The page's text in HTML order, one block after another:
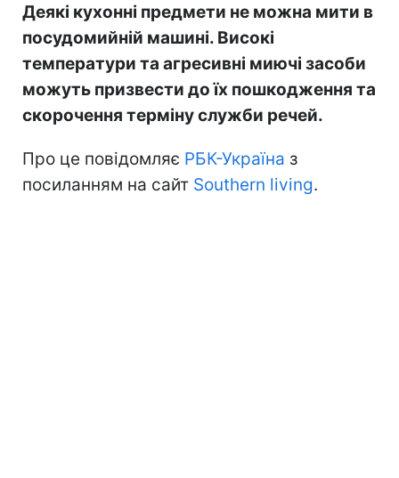
Деякі кухонні предмети не можна мити в
посудомийній машині. Високі
температури та агресивні миючі засоби
можуть призвести до їх пошкодження та
скорочення терміну служби речей.
Про це повідомляє РБК-Україна з
посиланням на сайт Southern living.